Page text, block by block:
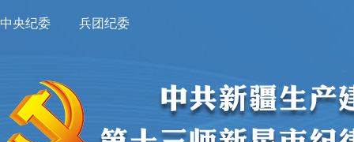
中央纪委 兵团纪委